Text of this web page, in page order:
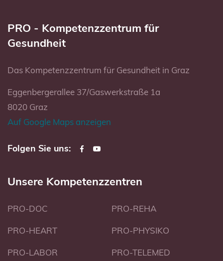
PRO - Kompetenzzentrum für
Gesundheit
Das Kompetenzzentrum für Gesundheit in Graz
Eggenbergerallee 37/Gaswerkstraße 1a
8020 Graz
Auf Google Maps anzeigen
Folgen Sie uns:
Unsere Kompetenzzentren
PRO-DOC PRO-REHA
PRO-HEART PRO-PHYSIKO
PRO-LABOR PRO-TELEMED